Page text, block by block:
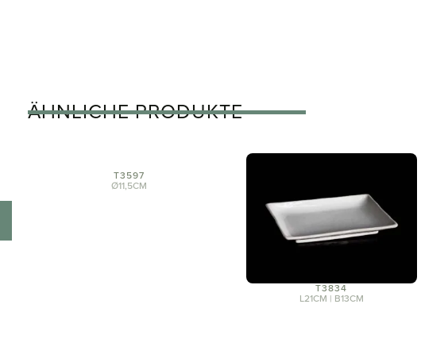
ÄHNLICHE PRODUKTE
T3597
Ø11,5CM
T3834
L21CM | B13CM